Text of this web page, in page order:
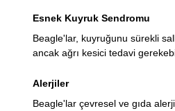
Esnek Kuyruk Sendromu
Beagle'lar, kuyruğunu sürekli
ancak ağrı kesici tedavi
Alerjiler
Beagle'lar çevresel ve gıda